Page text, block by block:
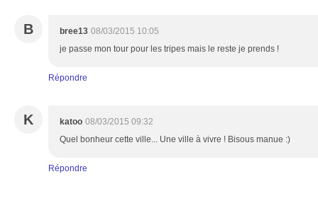
B bree13 08/03/2015 10:05
je passe mon tour pour les tripes mais le reste je prends !
Répondre
K katoo 08/03/2015 09:32
Quel bonheur cette ville... Une ville à vivre ! Bisous manue :)
Répondre